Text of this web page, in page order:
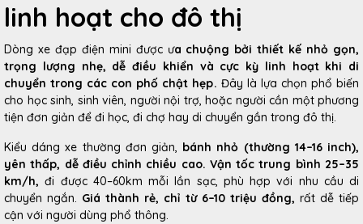
linh hoạt cho đô thị
Dòng xe đạp điện mini được ưa chuộng bởi thiết kế nhỏ gọn,
trọng lượng nhẹ, dễ điều khiển và cực kỳ linh hoạt khi di
chuyển trong các con phố chật hẹp. Đây là lựa chọn phổ biến
cho học sinh, sinh viên, người nội trợ, hoặc người cần một phương
tiện đơn giản để đi học, đi chợ hay di chuyển gần trong đô thị.
Kiểu dáng xe thường đơn giản, bánh nhỏ (thường 14–16 inch),
yên thấp, dễ điều chỉnh chiều cao. Vận tốc trung bình 25–35
km/h, đi được 40–60km mỗi lần sạc, phù hợp với nhu cầu di
chuyển ngắn. Giá thành rẻ, chỉ từ 6–10 triệu đồng, rất dễ tiếp
cận với người dùng phổ thông.